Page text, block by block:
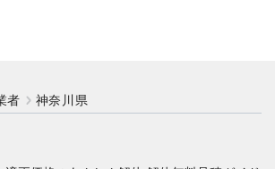
者 神奈川県